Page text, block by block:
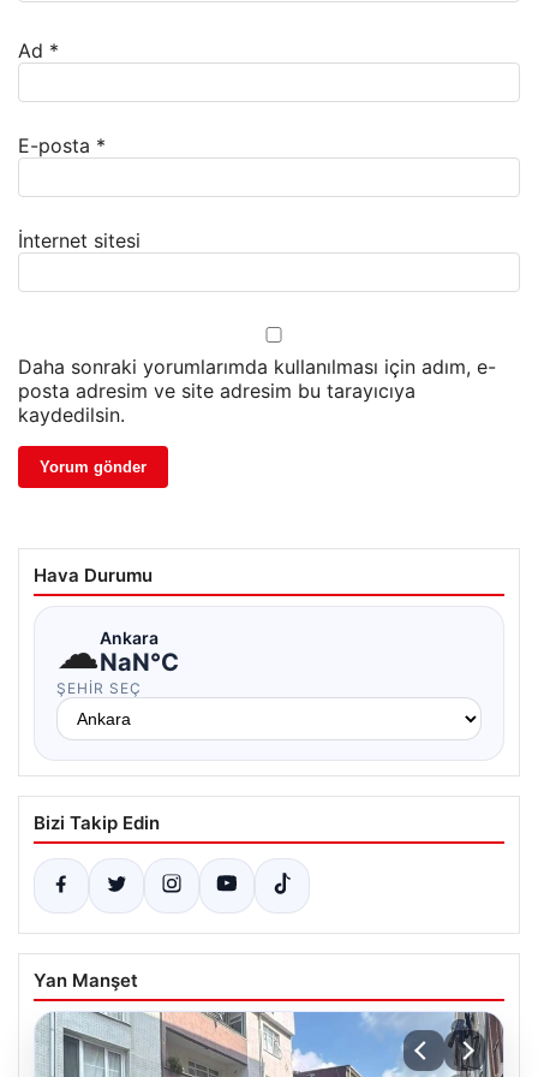
Ad *
E-posta *
İnternet sitesi
Daha sonraki yorumlarımda kullanılması için adım, e-
posta adresim ve site adresim bu tarayıcıya
kaydedilsin.
Hava Durumu
☁Ankara
NaN°C
ŞEHIR SEÇ
Bizi Takip Edin
Yan Manşet